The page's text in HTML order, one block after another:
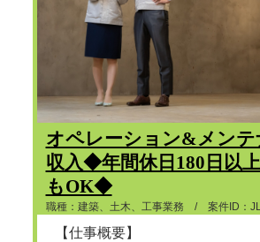
オペレーション&メン
収入◆年間休日180日以
もOK◆
職種：建築、土木、工事業務 / 案件ID：
【仕事概要】